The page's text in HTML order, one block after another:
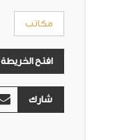
مكاتب
افتح الخريطة
شارك